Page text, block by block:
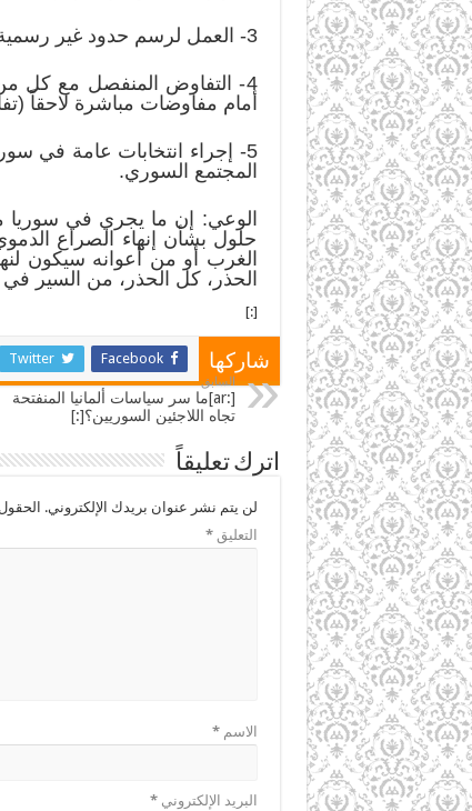
3- العمل لرسم حدود غير رسمية لمناطق النفوذ في سوريا (العلويون والأقليات والغالبية المنقسمة منظمات وفصائل).
4- التفاوض المنفصل مع كل من
أمام مفاوضات مباشرة لاحقاً
5- إجراء انتخابات عامة في
المجتمع السوري.
الوعي: إن ما يجري في سوريا
حلول بشأن إنهاء الصراع
الغرب أو من أعوانه سيكون
الحذر، كل الحذر، من السير
[:]
شاركها Facebook
Twitter
السابق
[:ar]ما سر سياسات ألمانيا المنفتحة
تجاه اللاجئين السوريين؟[:]
اترك تعليقاً
لن يتم نشر عنوان بريدك الإلكتروني.
التعليق*
الاسم*
البريد الإلكتروني*